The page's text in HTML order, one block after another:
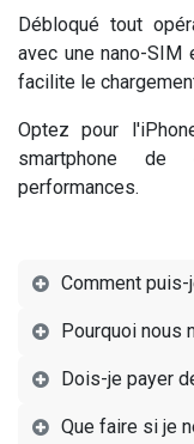
Débloqué tout
avec une nano-SIM
facilite le
Optez pour
smartphone de
performances.
Comment puis-
Pourquoi nous
Dois-je payer
Que faire si je